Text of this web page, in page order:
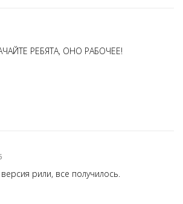
РЕБЯТА, ОНО РАБОЧЕЕ!
рили, все получилось.